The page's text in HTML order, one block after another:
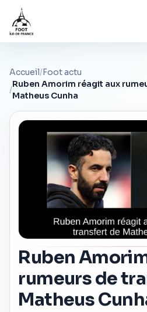
Accueil/Foot actu
/
Ruben Amorim réagit aux
Matheus Cunha
Ruben
rumeurs de
Matheus